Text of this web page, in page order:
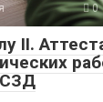
0
II.